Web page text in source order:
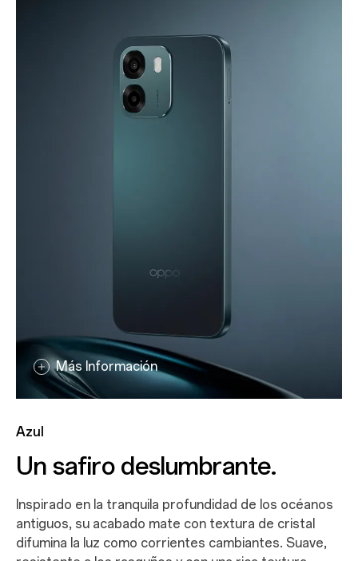
Rosa
¡Que la belleza florezca!
Captura la belleza de los pétalos que caen. La
textura mate del cristal brilla suavemente con cada
movimiento, revelando delicadas y resplandecientes
Más Información
Azul
Un safiro deslumbrante.
Inspirado en la tranquila profundidad de los océanos
antiguos, su acabado mate con textura de cristal
difumina la luz como corrientes cambiantes. Suave,
Más Información